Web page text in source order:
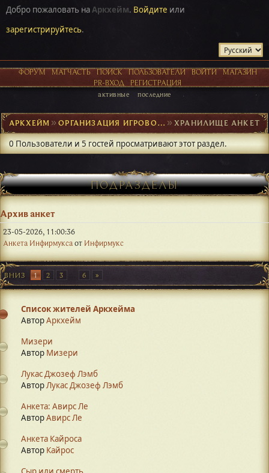
Добро пожаловать наАркхейм. Войдите или
зарегистрируйтесь.
ФОРУМ МАТЧАСТЬ ПОИСК ПОЛЬЗОВАТЕЛИ ВОЙТИ
МАГАЗИН
PR-ВХОД
РЕГИСТРАЦИЯ
активные последние
АРКХЕЙМ ► ОРГАНИЗАЦИЯ ИГРОВОГО ПРОЦЕССА ►ХРАНИЛИЩЕ АНКЕТ
0 Пользователи и 5 гостей просматривают этот раздел.
ПОДРАЗДЕЛЫ
Архив анкет
23-05-2026, 11:00:36
Анкета Инфирмуксаот Инфирмукс
ВНИЗ 1 2 3 6
Список жителей Аркхейма
АвторАркхейм
Мизери
Автор Mизери
Лукас Джозеф Лэмб
АвторЛукас Джозеф Лэмб
Анкета: Авирс Ле
АвторАвирс Ле
Анкета Кайроса
Автор Кайрос